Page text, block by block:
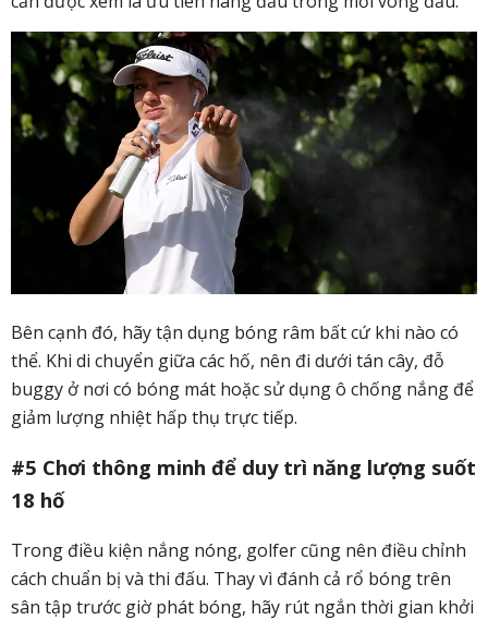
Bên cạnh đó, hãy tận dụng bóng râm bất cứ khi nào có
thể. Khi di chuyển giữa các hố, nên đi dưới tán cây, đỗ
buggy ở nơi có bóng mát hoặc sử dụng ô chống nắng để
giảm lượng nhiệt hấp thụ trực tiếp.
#5 Chơi thông minh để duy trì năng lượng suốt
18 hố
Trong điều kiện nắng nóng, golfer cũng nên điều chỉnh
cách chuẩn bị và thi đấu. Thay vì đánh cả rổ bóng trên
sân tập trước giờ phát bóng, hãy rút ngắn thời gian khởi